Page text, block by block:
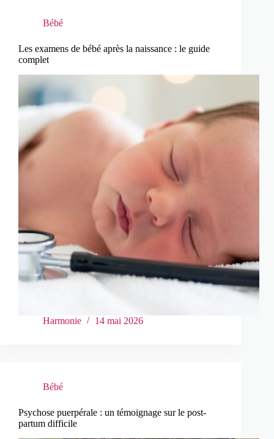
Bébé
Les examens de bébé après la naissance : le guide
complet
Harmonie 14 mai 2026
Bébé
Psychose puerpérale : un témoignage sur le post-
partum difficile